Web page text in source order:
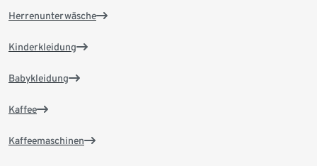
Herrenunterwäsche
Kinderkleidung
Babykleidung
Kaffee
Kaffeemaschinen